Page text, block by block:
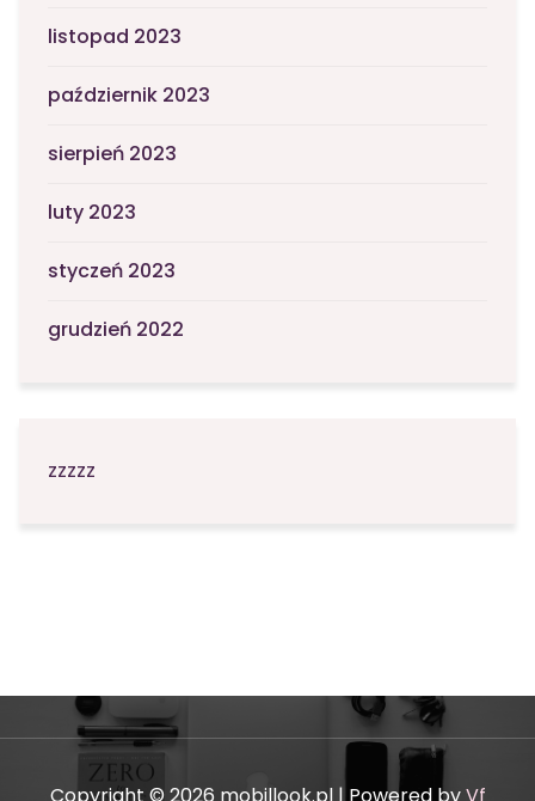
listopad 2023
październik 2023
sierpień 2023
luty 2023
styczeń 2023
grudzień 2022
zzzzz